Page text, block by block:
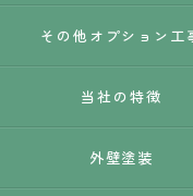
その他オプション工
当社の特徴
外壁塗装